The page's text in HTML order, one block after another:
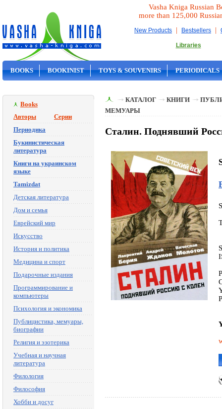
Vasha Kniga Russian
more than 125,000
New Products | Bestsellers |
Libraries
BOOKS BOOKINIST TOYS & SOUVENIRS PERIODICALS
Books
Авторы
Серии
Периодика
Букинистическая
литература
Книги на украинском
языке
Tamizdat
Детская литература
Дом и семья
Еврейский мир
Искусство
История и политика
Медицина и спорт
Подарочные издания
Программирование и
компьютеры
Психология и экономика
Публицистика, мемуары,
биографии
Религия и эзотерика
Учебная и научная
литература
Филология
Философия
Хобби и досуг
КАТАЛОГ КНИГИ
МЕМУАРЫ
Сталин. Поднявший